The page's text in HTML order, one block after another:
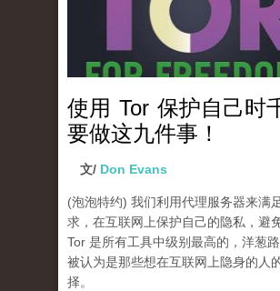
使用 Tor 保护自己时
要做这九件事！
文/ Don Evans
(泡泡特约) 我们利用代理服务器来满
求，在互联网上保护自己的隐私，避
Tor 是所有工具中级别最高的，洋葱
被认为是那些想在互联网上隐身的人
择。